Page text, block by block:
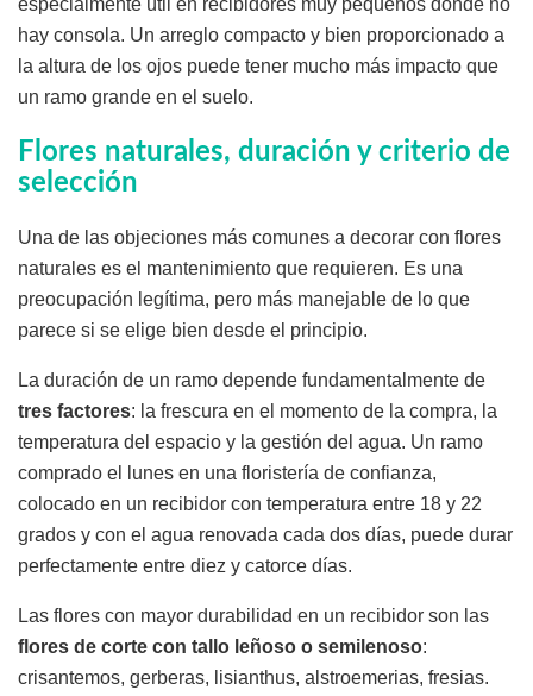
hay consola. Un arreglo compacto y bien proporcionado a
la altura de los ojos puede tener mucho más impacto que
un ramo grande en el suelo.
Flores naturales, duración y criterio de
selección
Una de las objeciones más comunes a decorar con flores
naturales es el mantenimiento que requieren. Es una
preocupación legítima, pero más manejable de lo que
parece si se elige bien desde el principio.
La duración de un ramo depende fundamentalmente de
tres factores: la frescura en el momento de la compra, la
temperatura del espacio y la gestión del agua. Un ramo
comprado el lunes en una floristería de confianza,
colocado en un recibidor con temperatura entre 18 y 22
grados y con el agua renovada cada dos días, puede durar
perfectamente entre diez y catorce días.
Las flores con mayor durabilidad en un recibidor son las
flores de corte con tallo leñoso o semilenoso:
crisantemos, gerberas, lisianthus, alstroemerias, fresias.